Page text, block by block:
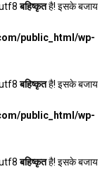
बहिष्कृतहै! इसके बजाय
public_html/wp-
बहिष्कृतहै! इसके बजाय
public_html/wp-
बहिष्कृतहै! इसके बजाय